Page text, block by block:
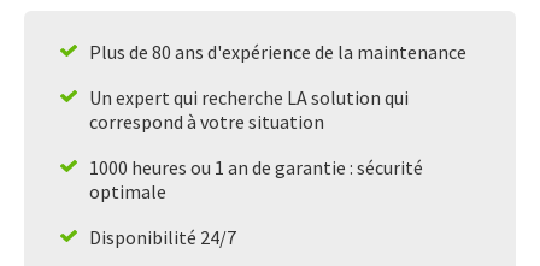
Plus de 80 ans d'expérience de la maintenance
Un expert qui recherche LA solution qui
correspond à votre situation
1000 heures ou 1 an de garantie : sécurité
optimale
Disponibilité 24/7